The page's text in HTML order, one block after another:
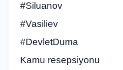
#Siluanov
#Vasiliev
#DevletDuma
Kamu resepsiyonu